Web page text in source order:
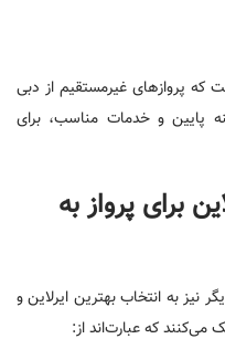
که پروازهای غیرمستقیم از دبی
پایین و خدمات مناسب، برای
برای پرواز به
نیز به انتخاب بهترین ایرلاین و
می‌کنند که عبارت‌اند از: